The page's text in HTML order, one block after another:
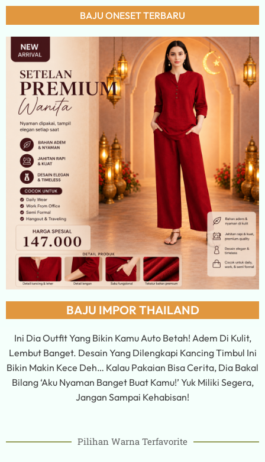
BAJU ONESET TERBARU
BAJU IMPOR THAILAND
Ini Dia Outfit Yang Bikin Kamu Auto Betah! Adem Di Kulit,
Lembut Banget. Desain Yang Dilengkapi Kancing Timbul Ini
Bikin Makin Kece Deh… Kalau Pakaian Bisa Cerita, Dia Bakal
Bilang ‘Aku Nyaman Banget Buat Kamu!’ Yuk Miliki Segera,
Jangan Sampai Kehabisan!
Pilihan Warna Terfavorite